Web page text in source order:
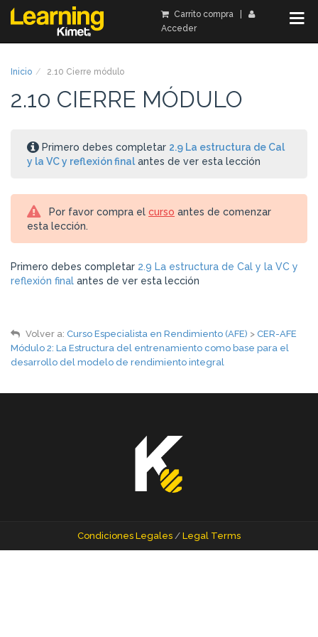
Carrito compra|
Acceder
Inicio 2.10 Cierre módulo
2.10 CIERRE MÓDULO
Primero debes completar 2.9 La estructura de Cal
y la VC y reflexión finalantes de ver esta lección
Por favor compra elcurso antes de comenzar
esta lección.
Primero debes completar 2.9 La estructura de Cal y la VC y
reflexión final antes de ver esta lección
Volver a:Curso Especialista en Rendimiento (AFE) >CER-AFE
Módulo 2: La Estructura del entrenamiento como base para el
desarrollo del modelo de rendimiento integral
Condiciones Legales / Legal Terms